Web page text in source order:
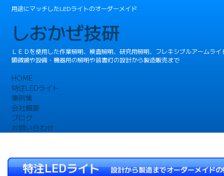
用途にマッチしたLEDライトのオーダーメイド
しおかぜ技研
ＬＥＤを使用した作業照明、検査照明、研究用照明、フレキシブルアームライ
顕微鏡や設備・機器用の照明や読書灯の設計から製造販売まで
HOME
特注LEDライト
事例集
会社概要
ブログ
お問い合わせ
特注LEDライト 設計から製造までオーダーメイド